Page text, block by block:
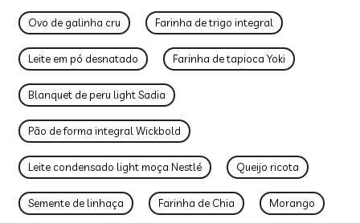
Ovo de galinha cru Farinha de trigo integral
Leite em pó desnatado Farinha de tapioca Yoki
Blanquet de peru light Sadia
Pão de forma integral Wickbold
Leite condensado light moça Nestlé Queijo ricota
Semente de linhaça Farinha de Chia Morango